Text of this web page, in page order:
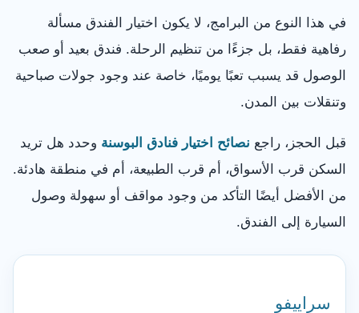
في هذا النوع من البرامج، لا يكون اختيار الفندق مسألة
رفاهية فقط، بل جزءًا من تنظيم الرحلة. فندق بعيد أو صعب
الوصول قد يسبب تعبًا يوميًا، خاصة عند وجود جولات صباحية
وتنقلات بين المدن.
قبل الحجز، راجع نصائح اختيار فنادق البوسنة وحدد هل تريد
السكن قرب الأسواق، أم قرب الطبيعة، أم في منطقة هادئة.
من الأفضل أيضًا التأكد من وجود مواقف أو سهولة وصول
السيارة إلى الفندق.
سراييفو